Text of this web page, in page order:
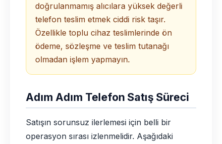
doğrulanmamış alıcılara yüksek değerli
telefon teslim etmek ciddi risk taşır.
Özellikle toplu cihaz teslimlerinde ön
ödeme, sözleşme ve teslim tutanağı
olmadan işlem yapmayın.
Adım Adım Telefon Satış Süreci
Satışın sorunsuz ilerlemesi için belli bir
operasyon sırası izlenmelidir. Aşağıdaki